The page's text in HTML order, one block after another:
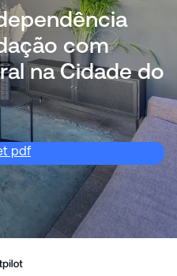
com
na Cidade do
pdf